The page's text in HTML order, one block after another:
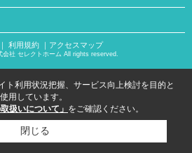
利用規約｜ アクセスマップ
会社 セレクトホーム All rights reserved.
ト利用状況把握、サービス向上検討を目的と
用しています。
扱いについて」 をご確認ください。
閉じる